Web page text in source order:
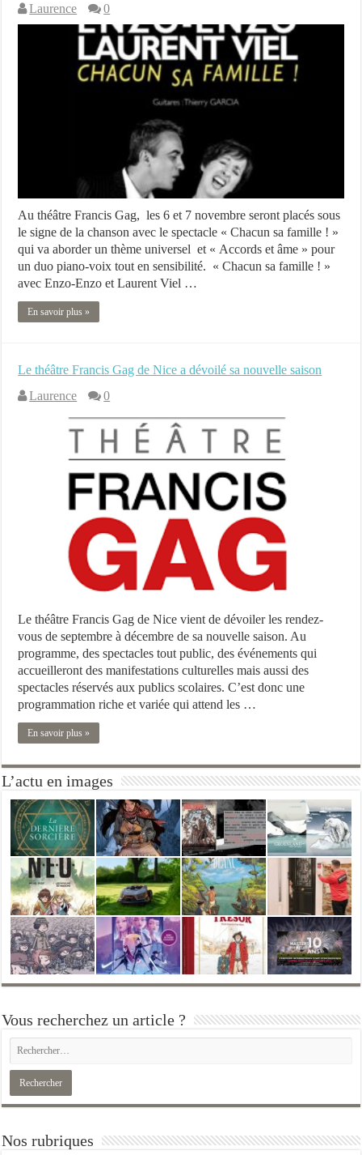
Laurence
0
Au théâtre Francis Gag, les 6 et 7 novembre seront placés sous
le signe de la chanson avec le spectacle « Chacun sa famille ! »
qui va aborder un thème universel et « Accords et âme » pour
un duo piano-voix tout en sensibilité. « Chacun sa famille ! »
avec Enzo-Enzo et Laurent Viel …
En savoir plus »
Le théâtre Francis Gag de Nice a dévoilé sa nouvelle saison
Laurence
0
Le théâtre Francis Gag de Nice vient de dévoiler les rendez-
vous de septembre à décembre de sa nouvelle saison. Au
programme, des spectacles tout public, des événements qui
accueilleront des manifestations culturelles mais aussi des
spectacles réservés aux publics scolaires. C’est donc une
programmation riche et variée qui attend les …
En savoir plus »
L’actu en images
Vous recherchez un article ?
Nos rubriques